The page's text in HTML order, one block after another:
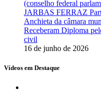
(conselho federal
JARBAS FERRAZ
Anchieta da câmara
Receberam Diploma
civil
16 de junho de 2026
Vídeos em Destaque